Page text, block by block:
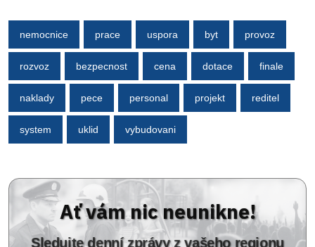
nemocnice prace uspora byt provoz
rozvoz bezpecnost cena dotace finale
naklady pece personal projekt reditel
system uklid vybudovani
Ať vám nic neunikne!
Sledujte denní zprávy z vašeho regionu